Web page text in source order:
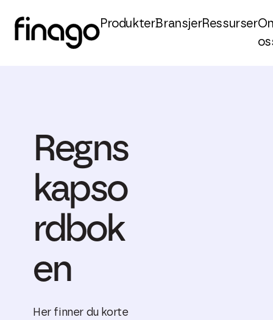
ProdukterBransjerRessurser
Regns
kapso
rdbok
en
Her finner du korte